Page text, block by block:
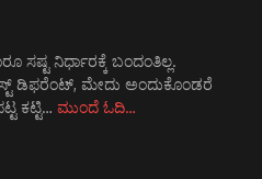
ನಿರ್ಧಾರಕ್ಕೆ ಬಂದಂತಿಲ್ಲ.
ಡಿಫರೆಂಟ್‌, ಮೇದು ಅಂದುಕೊಂಡರೆ
ಕಟ್ಟಿ… ಮುಂದೆ ಓದಿ…